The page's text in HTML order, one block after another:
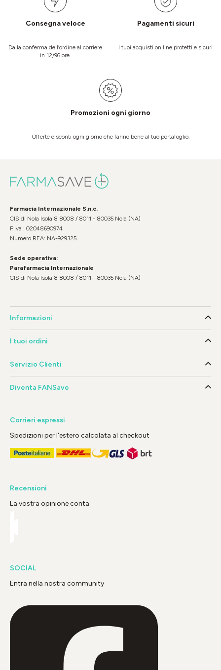
Consegna veloce
Dalla conferma dell’ordine al corriere
in 12/96 ore.
Pagamenti sicuri
I tuoi acquisti on line protetti e sicuri.
Promozioni ogni giorno
Offerte e sconti ogni giorno che fanno bene al tuo portafoglio.
Farmacia Internazionale S.n.c.
CIS di Nola Isola 8 8008 / 8011 - 80035 Nola (NA)
P.Iva : 02048690974
Numero REA: NA-929325
Sede operativa:
Parafarmacia Internazionale
CIS di Nola Isola 8 8008 / 8011 - 80035 Nola (NA)
Informazioni
I tuoi ordini
Servizio Clienti
Diventa FANSave
Corrieri espressi
Spedizioni per l'estero calcolata al checkout
Recensioni
La vostra opinione conta
SOCIAL
Entra nella nostra community